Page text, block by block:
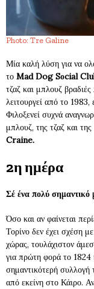
Photo: Tre Galine
Μία καλή λύση για να
το Mad Dog Sοcial
τζαζ και μπλουζ
λειτουργεί από το 1983,
Φιλοξενεί συχνά
μπλουζ, της τζαζ και
Craine.
2η ημέρα
Σέ ένα πολύ σημαντικό
Όσο και αν φαίνεται
Τορίνο δεν έχει σχέση
χώρας, τουλάχιστον
για πρώτη φορά το 1824
σημαντικότερή συλλογή
από εκείνη στο Κάιρο.